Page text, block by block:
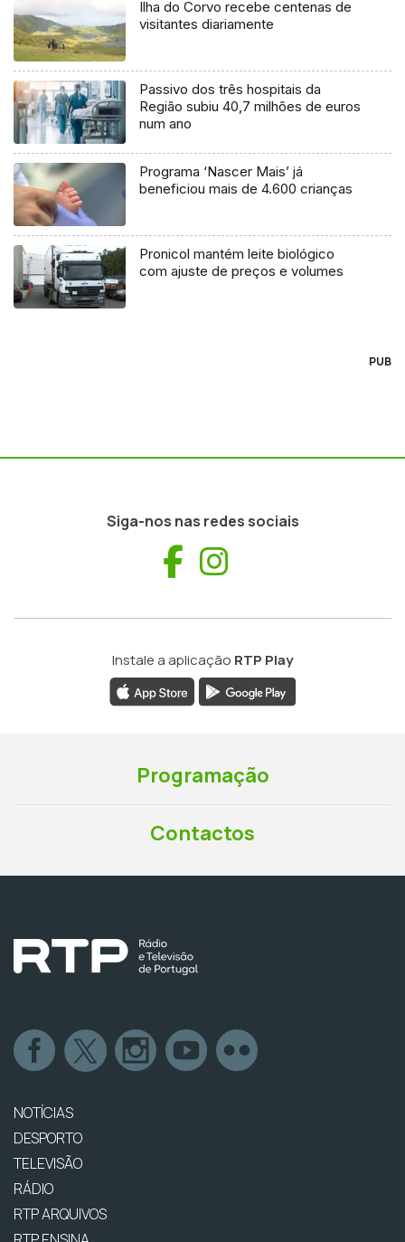
Ilha do Corvo recebe centenas de
visitantes diariamente
Passivo dos três hospitais da
Região subiu 40,7 milhões de euros
num ano
Programa ‘Nascer Mais’ já
beneficiou mais de 4.600 crianças
Pronicol mantém leite biológico
com ajuste de preços e volumes
PUB
Siga-nos nas redes sociais
Facebook
Instale a aplicação RTP Play
Programação
Contactos
NOTÍCIAS
DESPORTO
TELEVISÃO
RÁDIO
RTP ARQUIVOS